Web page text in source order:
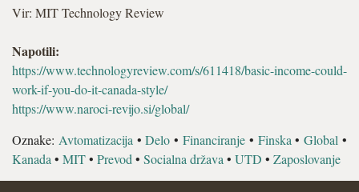
Vir: MIT Technology Review
Napotili:
https://www.technologyreview.com/s/611418/basic-income-could-
work-if-you-do-it-canada-style/
https://www.naroci-revijo.si/global/
Oznake: Avtomatizacija •Delo •Financiranje • Finska •Global •
Kanada • MIT• Prevod • Socialna država • UTD • Zaposlovanje